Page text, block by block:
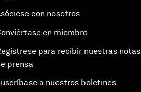
con nosotros
en miembro
para recibir nuestras notas
prensa
a nuestros boletines